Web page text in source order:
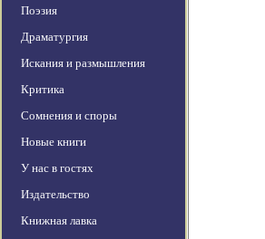
Поэзия
Драматургия
Искания и размышления
Критика
Сомнения и споры
Новые книги
У нас в гостях
Издательство
Книжная лавка